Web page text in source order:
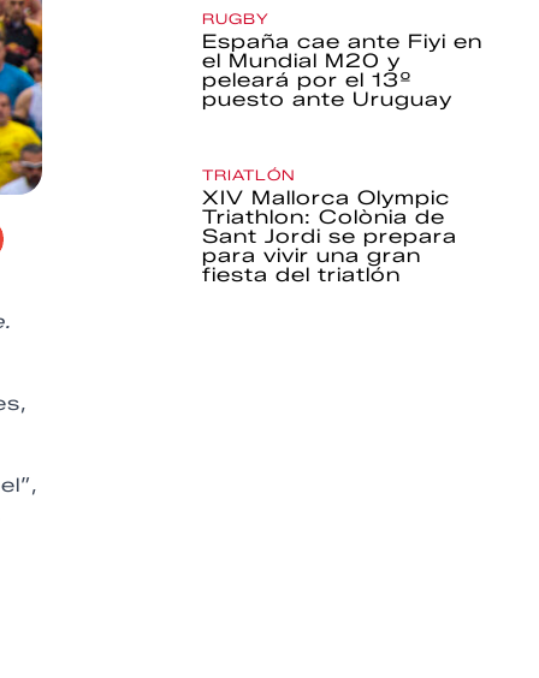
RUGBY
España cae ante Fiyi en
el Mundial M20 y
peleará por el 13º
puesto ante Uruguay
TRIATLÓN
XIV Mallorca Olympic
Triathlon: Colònia de
Sant Jordi se prepara
para vivir una gran
fiesta del triatlón